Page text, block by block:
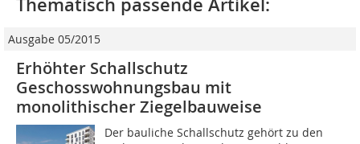
Thematisch passende Artikel:
Ausgabe 05/2015
Erhöhter Schallschutz
Geschosswohnungsbau mit
monolithischer Ziegelbauweise
Der bauliche Schallschutz gehört zu den